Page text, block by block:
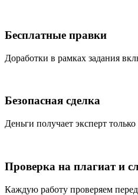
Бесплатные правки
Доработки в рамках задания
Безопасная сделка
Деньги получает эксперт
Проверка на плагиат и
Каждую работу проверяем